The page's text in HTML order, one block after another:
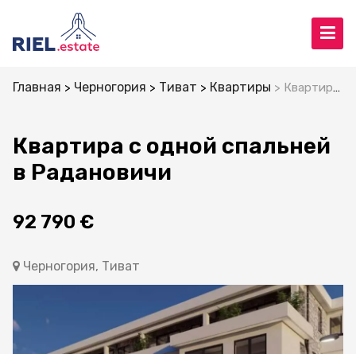
Главная Черногория Тиват Квартиры Квартира с одной спальней в Радановичи
Квартира с одной спальней
в Радановичи
92 790 €
Черногория, Тиват